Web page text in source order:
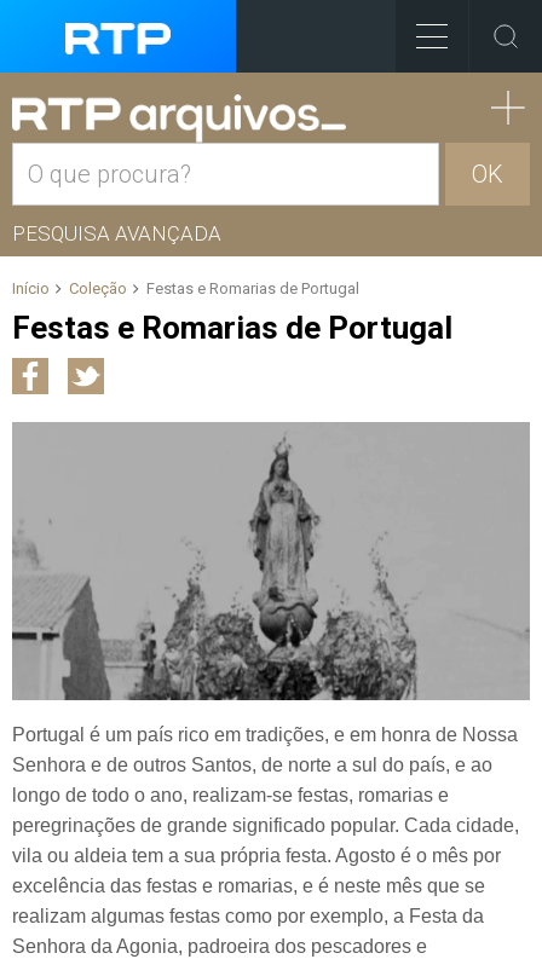
OK
PESQUISA AVANÇADA
Início Coleção Festas e Romarias de Portugal
Festas e Romarias de Portugal
Portugal é um país rico em tradições, e em honra de Nossa
Senhora e de outros Santos, de norte a sul do país, e ao
longo de todo o ano, realizam-se festas, romarias e
peregrinações de grande significado popular. Cada cidade,
vila ou aldeia tem a sua própria festa. Agosto é o mês por
excelência das festas e romarias, e é neste mês que se
realizam algumas festas como por exemplo, a Festa da
Senhora da Agonia, padroeira dos pescadores e